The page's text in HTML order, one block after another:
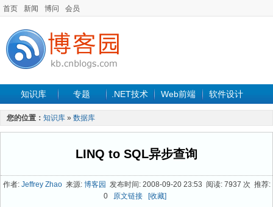
首页 新闻 博问 会员
知识库 专题 .NET技术 Web前端 软件设计
手机开发 软件工程
最新文章
您的位置： 知识库 » 数据库
LINQ to SQL异步查询
作者: Jeffrey Zhao来源: 博客园 发布时间: 2008-09-20 23:53 阅读: 7937 次 推荐:
0
原文链接 [收藏]